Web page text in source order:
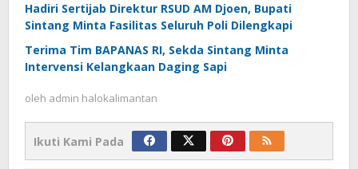
Hadiri Sertijab Direktur RSUD AM Djoen, Bupati
Sintang Minta Fasilitas Seluruh Poli Dilengkapi
Terima Tim BAPANAS RI, Sekda Sintang Minta
Intervensi Kelangkaan Daging Sapi
oleh admin halokalimantan
Ikuti Kami Pada